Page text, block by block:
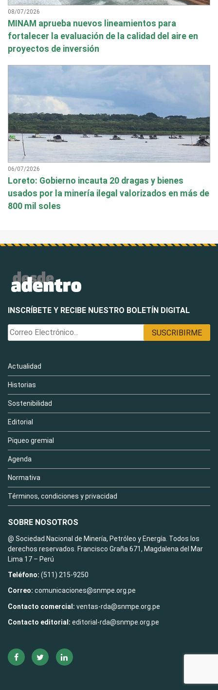
08/07/2026
MINAM aprueba nuevos lineamientos para
fortalecer la evaluación de la calidad del aire en
proyectos de inversión
06/07/2026
Loreto: Gobierno incauta 20 dragas y bienes
usados por la minería ilegal valorizados en más de
800 mil soles
INSCRÍBETE Y RECIBE NUESTRO BOLETÍN DIGITAL
Actualidad
Historias
Sostenibilidad
Editorial
Piqueo gremial
Agenda
Normativa
Términos, condiciones y privacidad
SOBRE NOSOTROS
@ Sociedad Nacional de Minería, Petróleo y Energía. Todos los
derechos reservados. Francisco Graña 671, Magdalena del Mar
Lima 17 – Perú
Teléfono: (511) 215-9250
Correo: comunicaciones@snmpe.org.pe
Contacto comercial: ventas-rda@snmpe.org.pe
Contacto editorial: editorial-rda@snmpe.org.pe